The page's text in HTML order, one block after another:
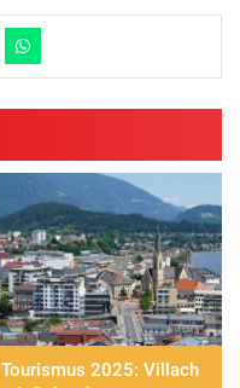
Tourismus 2025: Villach